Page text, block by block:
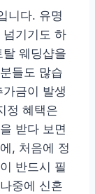
니다. 유명
기기도 하
웨딩샵을
들도 많습
금이 발생
정 혜택은
받다 보면
, 처음에 정
반드시 필
중에 신혼